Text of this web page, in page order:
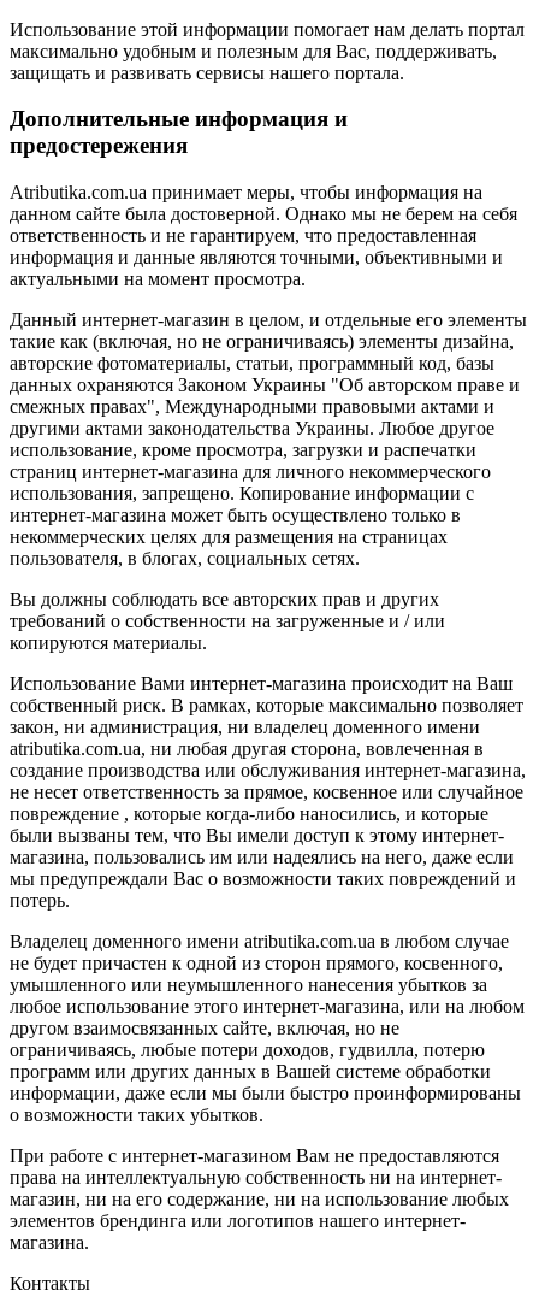
Использование этой информации помогает нам делать портал
максимально удобным и полезным для Вас, поддерживать,
защищать и развивать сервисы нашего портала.
Дополнительные информация и
предостережения
Atributika.com.ua принимает меры, чтобы информация на
данном сайте была достоверной. Однако мы не берем на себя
ответственность и не гарантируем, что предоставленная
информация и данные являются точными, объективными и
актуальными на момент просмотра.
Данный интернет-магазин в целом, и отдельные его элементы
такие как (включая, но не ограничиваясь) элементы дизайна,
авторские фотоматериалы, статьи, программный код, базы
данных охраняются Законом Украины "Об авторском праве и
смежных правах", Международными правовыми актами и
другими актами законодательства Украины. Любое другое
использование, кроме просмотра, загрузки и распечатки
страниц интернет-магазина для личного некоммерческого
использования, запрещено. Копирование информации с
интернет-магазина может быть осуществлено только в
некоммерческих целях для размещения на страницах
пользователя, в блогах, социальных сетях.
Вы должны соблюдать все авторских прав и других
требований о собственности на загруженные и / или
копируются материалы.
Использование Вами интернет-магазина происходит на Ваш
собственный риск. В рамках, которые максимально позволяет
закон, ни администрация, ни владелец доменного имени
atributika.com.ua, ни любая другая сторона, вовлеченная в
создание производства или обслуживания интернет-магазина,
не несет ответственность за прямое, косвенное или случайное
повреждение , которые когда-либо наносились, и которые
были вызваны тем, что Вы имели доступ к этому интернет-
магазина, пользовались им или надеялись на него, даже если
мы предупреждали Вас о возможности таких повреждений и
потерь.
Владелец доменного имени atributika.com.ua в любом случае
не будет причастен к одной из сторон прямого, косвенного,
умышленного или неумышленного нанесения убытков за
любое использование этого интернет-магазина, или на любом
другом взаимосвязанных сайте, включая, но не
ограничиваясь, любые потери доходов, гудвилла, потерю
программ или других данных в Вашей системе обработки
информации, даже если мы были быстро проинформированы
о возможности таких убытков.
При работе с интернет-магазином Вам не предоставляются
права на интеллектуальную собственность ни на интернет-
магазин, ни на его содержание, ни на использование любых
элементов брендинга или логотипов нашего интернет-
магазина.
Контакты